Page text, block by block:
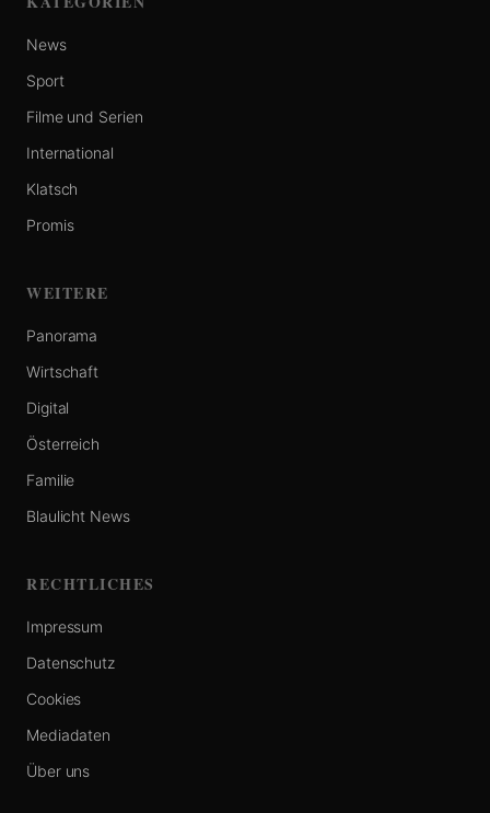
News
Sport
Filme und Serien
International
Klatsch
Promis
WEITERE
Panorama
Wirtschaft
Digital
Österreich
Familie
Blaulicht News
RECHTLICHES
Impressum
Datenschutz
Cookies
Mediadaten
Über uns